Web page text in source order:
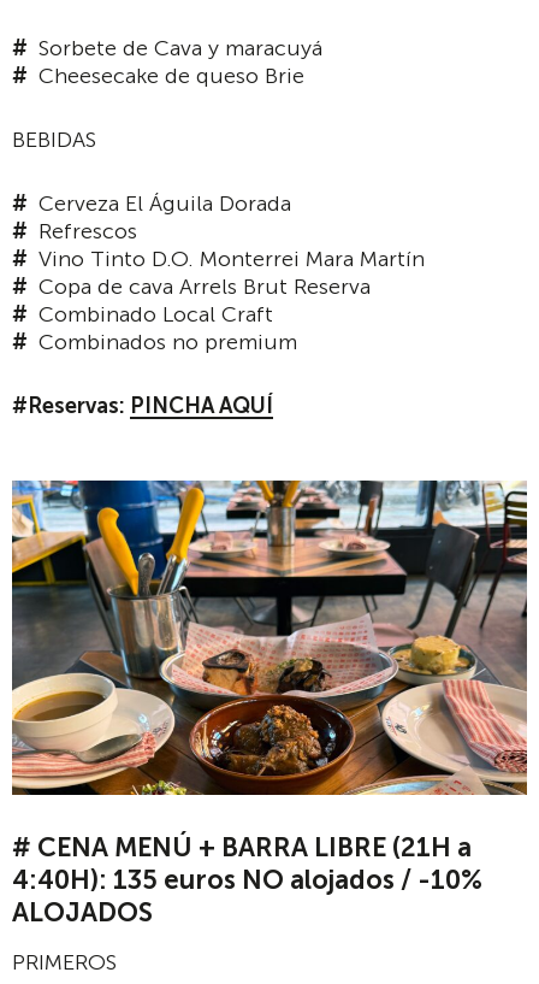
Sorbete de Cava y maracuyá
Cheesecake de queso Brie
BEBIDAS
Cerveza El Águila Dorada
Refrescos
Vino Tinto D.O. Monterrei Mara Martín
Copa de cava Arrels Brut Reserva
Combinado Local Craft
Combinados no premium
#Reservas: PINCHA AQUÍ
# CENA MENÚ + BARRA LIBRE (21H a
4:40H): 135 euros NO alojados / -10%
ALOJADOS
PRIMEROS